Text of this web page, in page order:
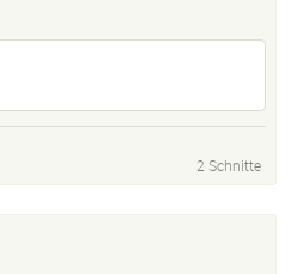
2 Schnitte